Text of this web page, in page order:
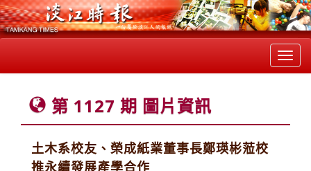
第 1127 期 圖片資訊
土木系校友、榮成紙業董事長鄭瑛彬蒞校
推永續發展產學合作